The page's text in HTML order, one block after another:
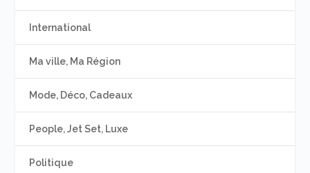
International
Ma ville, Ma Région
Mode, Déco, Cadeaux
People, Jet Set, Luxe
Politique